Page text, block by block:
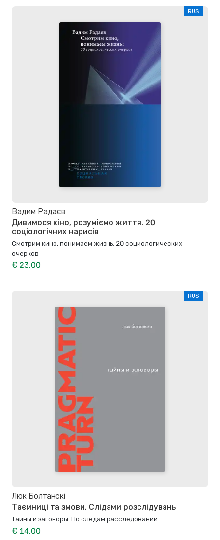
RUS
Вадим Радаєв
Дивимося кіно, розуміємо життя. 20
соціологічних нарисів
Смотрим кино, понимаем жизнь. 20 социологических
очерков
€ 23,00
RUS
Люк Болтанскі
Таємниці та змови. Слідами розслідувань
Тайны и заговоры. По следам расследований
€ 14,00